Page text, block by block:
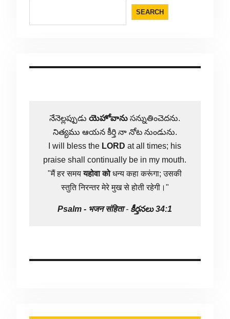
SEARCH
నేనెల్లప్పుడుయెహోవాను సన్నుతించెదను.
నిత్యము ఆయన కీర్తి నా నోట నుండును.
I will bless the LORD at all times; his
praise shall continually be in my mouth.
"मैं हर समययहोवा कोधन्य कहा करूंगा; उसकी
स्तुति निरन्तर मेरे मुख से होती रहेगी।"
Psalm - भजन संहिता- కీర్తనలు 34:1